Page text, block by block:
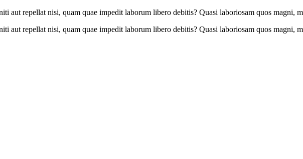
aut repellat nisi, quam quae impedit laborum libero debitis? Quasi laboriosam quos magni,
aut repellat nisi, quam quae impedit laborum libero debitis? Quasi laboriosam quos magni,